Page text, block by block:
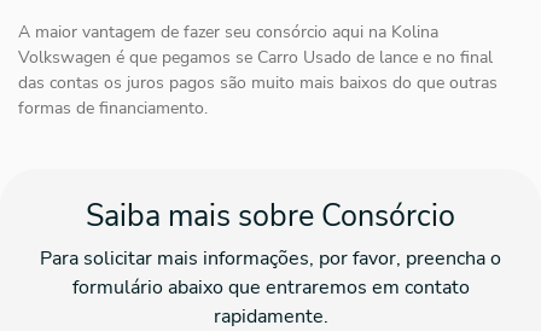
A maior vantagem de fazer seu consórcio aqui na Kolina
Volkswagen é que pegamos se Carro Usado de lance e no final
das contas os juros pagos são muito mais baixos do que outras
formas de financiamento.
Saiba mais sobre Consórcio
Para solicitar mais informações, por favor, preencha o
formulário abaixo que entraremos em contato
rapidamente.